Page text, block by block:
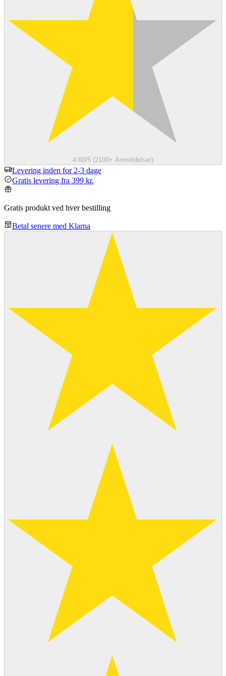
4.60/5 (2100+ Anmeldelser)
Levering inden for 2-3 dage
Gratis levering fra 399 kr.
Gratis produkt ved hver bestilling
Betal senere med Klarna